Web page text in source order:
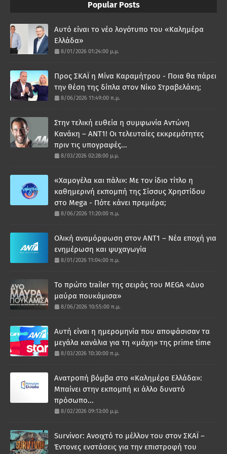
Popular Posts
Αυτό είναι το νέο λογότυπο του «Καλημέρα
Ελλάδα»
8/01/2026 01:24:00 μ.μ.
Προς ΣΚΑΪ η Μίνα Καραμήτρου - Ποια θα πάρει
την θέση της δίπλα στον Νίκο Στραβελάκη;
8/06/2026 11:49:00 π.μ.
Στην τελική ευθεία η συμφωνία Αντώνη
Κανάκη – ΑΝΤ1! Οι τελευταίες εκκρεμότητες
πριν τις υπογραφές...
8/03/2026 02:28:00 μ.μ.
«Χαμογέλα και πάλι»: Με τον ίδιο τίτλο η
καθημερινή εκπομπή της Σίσσυς Χρηστίδου
στο Mega - Πότε κάνει πρεμιέρα;
8/06/2026 11:20:00 π.μ.
Ολική αναμόρφωση στον ΑΝΤ1 – Νέα εποχή για
ενημέρωση και ψυχαγωγία
8/01/2026 11:04:00 π.μ.
Το πρώτο trailer της σειράς του MEGA «Δυο
μαύρα πουκάμισα»
8/06/2026 10:55:00 π.μ.
Αυτή είναι η ημερομηνία που αποφάσισαν τα
μεγάλα κανάλια για τη «μάχη» της prime time
8/03/2026 10:30:00 π.μ.
Ανατροπή βόμβα στο «Καλημέρα Ελλάδα»:
Μπαίνει στην εκπομπή κι άλλο δυνατό
πρόσωπο...
8/02/2026 09:13:00 μ.μ.
Survivor: Ανοιχτό το μέλλον του στον ΣΚΑΪ –
Έντονες ενστάσεις για την επιστροφή του